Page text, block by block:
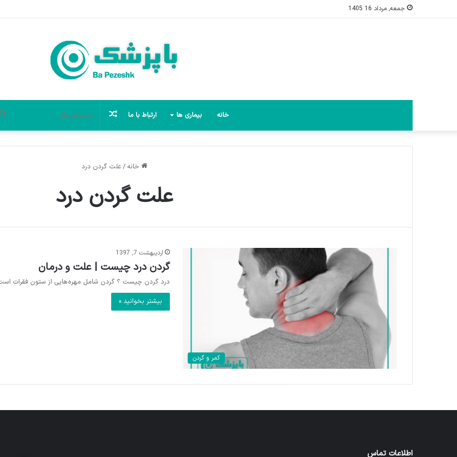
جمعه, مرداد 16 1405
خانه بیماری ها ارتباط با ما نوشته
تصادفی
خانه /علت گردن درد
علت گردن درد
کمر و گردن
اردیبهشت 7, 1397
گردن درد چیست | علت و درمان
درد گردن چیست ؟ گردن شامل مهره‌هایی از ستون فقرات است
بیشتر بخوانید »
اطلاعات تماس